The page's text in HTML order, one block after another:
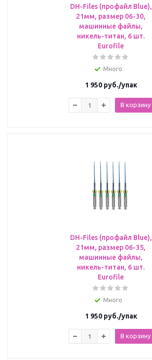
DH-Files (профайл Blue),
21мм, размер 06-30,
машинные файлы,
никель-титан, 6 шт.
Eurofile
Много
1 950руб./упак
В корзину
DH-Files (профайл Blue),
21мм, размер 06-35,
машинные файлы,
никель-титан, 6 шт.
Eurofile
Много
1 950руб./упак
В корзину